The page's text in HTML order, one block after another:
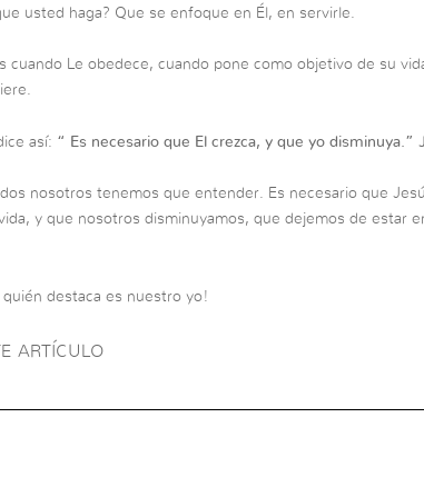
usted haga? Que se enfoque en Él, en servirle.
cuando Le obedece, cuando pone como objetivo de su
así: “ Es necesario que El crezca, y que yo disminuya.”
nosotros tenemos que entender. Es necesario que
y que nosotros disminuyamos, que dejemos de estar
quién destaca es nuestro yo!
ARTÍCULO